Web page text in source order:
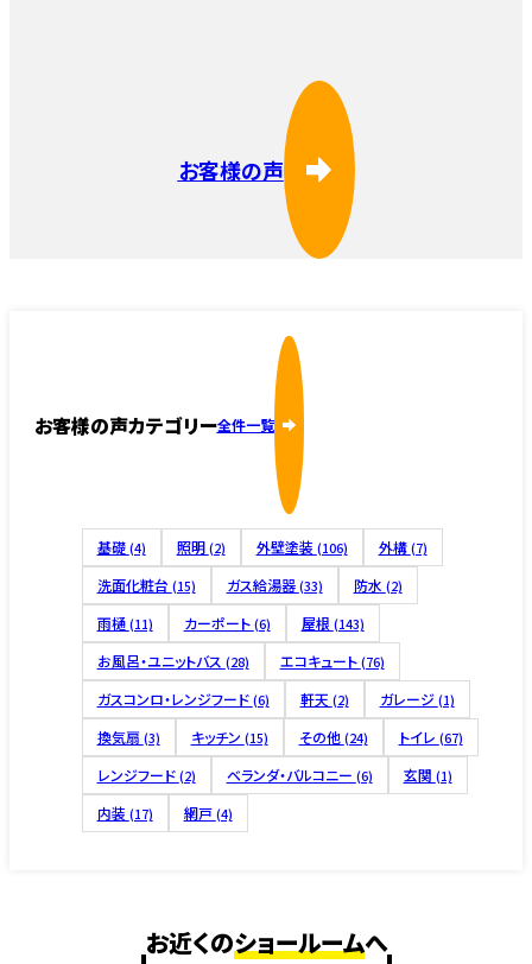
お客様の声
お客様の声カテゴリー全件一覧
基礎 (4) 照明 (2) 外壁塗装 (106) 外構 (7)
洗面化粧台 (15) ガス給湯器 (33) 防水 (2)
雨樋 (11) カーポート (6) 屋根 (143)
お風呂・ユニットバス (28) エコキュート (76)
ガスコンロ・レンジフード (6) 軒天 (2) ガレージ (1)
換気扇 (3) キッチン (15) その他 (24) トイレ (67)
レンジフード (2) ベランダ・バルコニー (6) 玄関 (1)
内装 (17) 網戸 (4)
お近くのショールームへ